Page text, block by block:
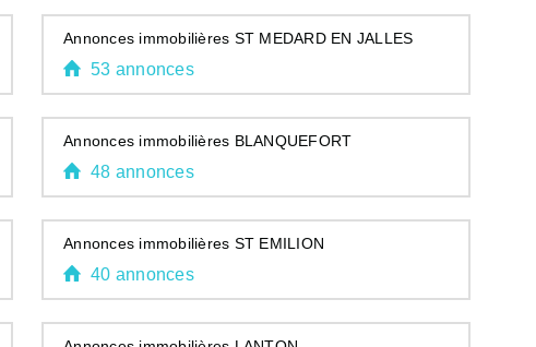
Annonces immobilières ST MEDARD EN JALLES
53 annonces
Annonces immobilières BLANQUEFORT
48 annonces
Annonces immobilières ST EMILION
40 annonces